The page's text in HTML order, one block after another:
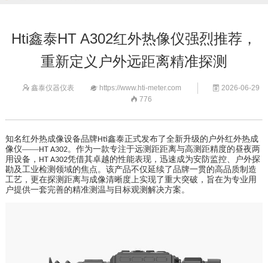
服务支持
关于我们
联系我们
Hti鑫泰HT A302红外热像仪强烈推荐，
重新定义户外远距离精准探测
 鑫泰仪器仪表  https://www.hti-meter.com  2026-06-29
 776
知名红外热成像设备品牌Hti鑫泰正式发布了全新升级的户外红外热成
像仪——HT A302。作为一款专注于远测距距离与高测距精度的昼夜两
用设备， HT A302凭借其卓越的性能表现，迅速成为安防监控、户外探
勘及工业检测领域的焦点。该产品不仅延续了品牌一贯的高品质制造
工艺，更在探测距离与成像清晰度上实现了重大突破，旨在为专业用
户提供一套完善的精准测温与目标观测解决方案。